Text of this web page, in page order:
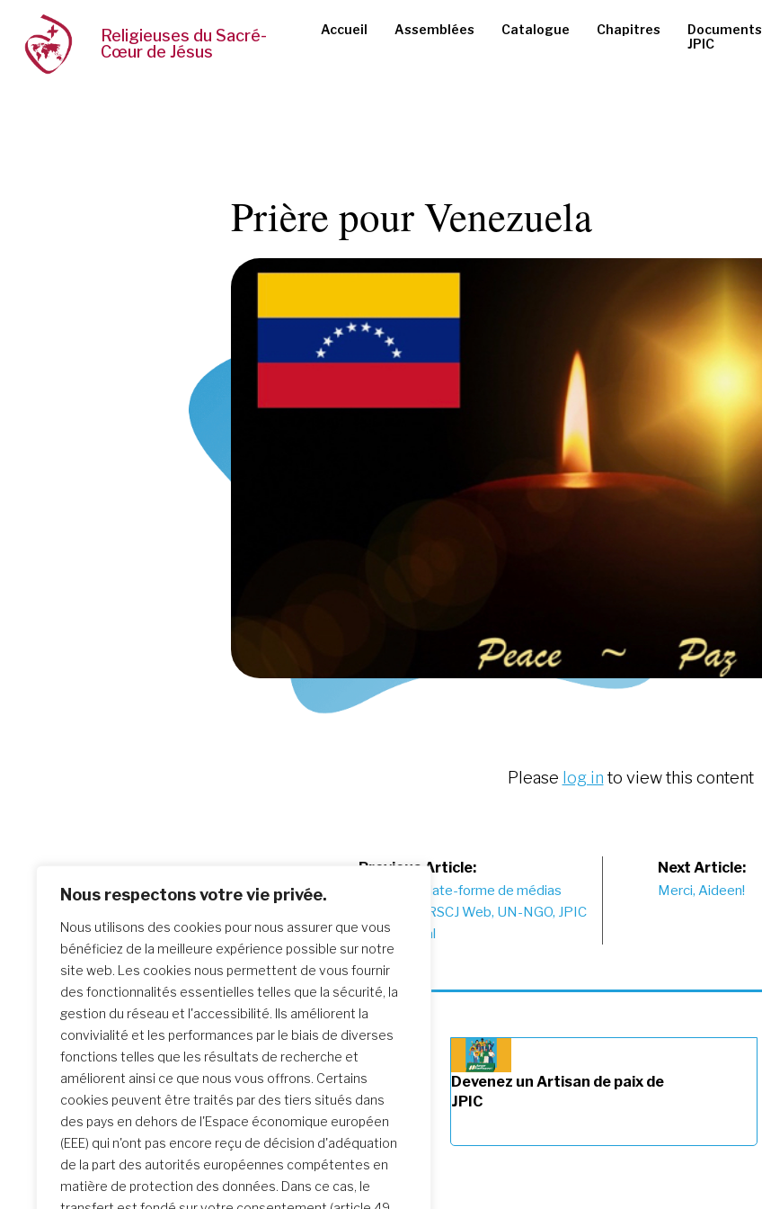
Nous respectons votre vie privée.
Nous utilisons des cookies pour nous assurer que vous
bénéficiez de la meilleure expérience possible sur notre
site web. Les cookies nous permettent de vous fournir
des fonctionnalités essentielles telles que la sécurité, la
gestion du réseau et l'accessibilité. Ils améliorent la
convivialité et les performances par le biais de diverses
fonctions telles que les résultats de recherche et
améliorent ainsi ce que nous vous offrons. Certains
cookies peuvent être traités par des tiers situés dans
des pays en dehors de l'Espace économique européen
(EEE) qui n'ont pas encore reçu de décision d'adéquation
de la part des autorités européennes compétentes en
matière de protection des données. Dans ce cas, le
Religieuses du Sacré-
Cœur de Jésus
Accueil Assemblées Catalogue Chapitres
Documents
JPIC
Prière pour Venezuela
Please log in to view this content
Post
navigation
Previous Article:
FAQ sur la plate-forme de médias
sociaux de RSCJ Web, UN-NGO, JPIC
International
Next Article:
Merci, Aideen!
Similar Posts
La rencontre de Formation
initiale : un parcours
transformateur
Devenez un Artisan de paix de
JPIC